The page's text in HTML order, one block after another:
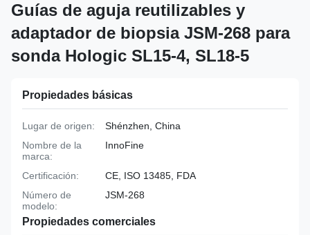
Guías de aguja reutilizables y
adaptador de biopsia JSM-268 para
sonda Hologic SL15-4, SL18-5
Propiedades básicas
Lugar de origen:
Shénzhen, China
Nombre de la
marca:
InnoFine
Certificación:
CE, ISO 13485, FDA
Número de
modelo:
JSM-268
Propiedades comerciales